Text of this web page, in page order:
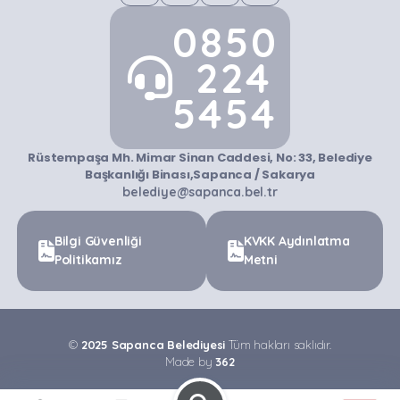
0850
224
5454
Rüstempaşa Mh. Mimar Sinan Caddesi, No: 33, Belediye
Başkanlığı Binası,Sapanca / Sakarya
belediye@sapanca.bel.tr
Bilgi Güvenliği
Politikamız
KVKK Aydınlatma
Metni
© 2025 Sapanca Belediyesi Tüm hakları saklıdır.
Made by362